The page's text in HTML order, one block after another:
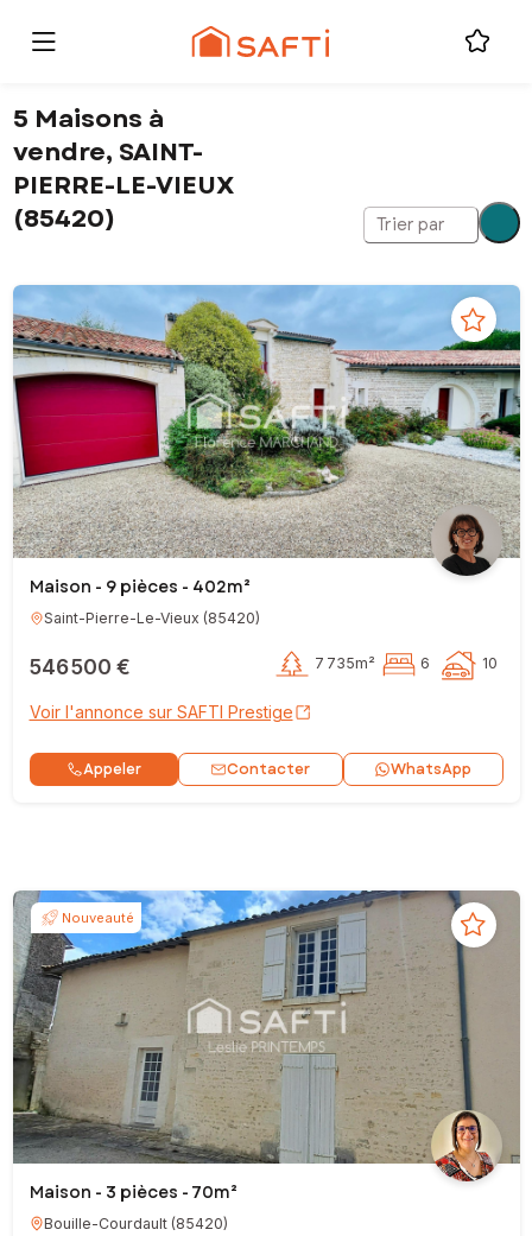
5 Maisons à
vendre, SAINT-
PIERRE-LE-VIEUX
(85420)
Trier par
Maison - 9 pièces - 402m²
Saint-Pierre-Le-Vieux (85420)
546 500 € 7 735m² 6 10
Voir l'annonce sur SAFTI Prestige
Appeler Contacter WhatsApp
Nouveauté
Maison - 3 pièces - 70m²
Bouille-Courdault(85420)